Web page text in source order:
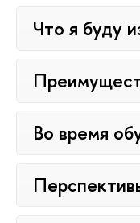
Что я буду
Во время